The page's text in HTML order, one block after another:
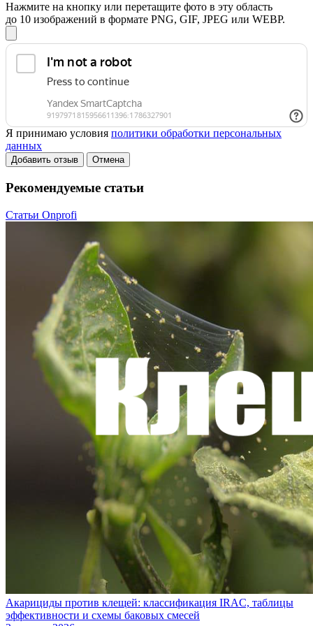
Нажмите на кнопку или перетащите фото в эту область
до 10 изображений в формате PNG, GIF, JPEG или WEBP.
Я принимаю условия политики обработки персональных
данных
Добавить отзыв Отмена
Рекомендуемые статьи
Статьи Onprofi
Акарициды против клещей: классификация IRAC, таблицы
эффективности и схемы баковых смесей